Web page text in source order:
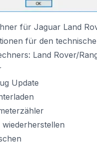
für Jaguar Land
für den
Land Rover/
Update
wiederherstellen